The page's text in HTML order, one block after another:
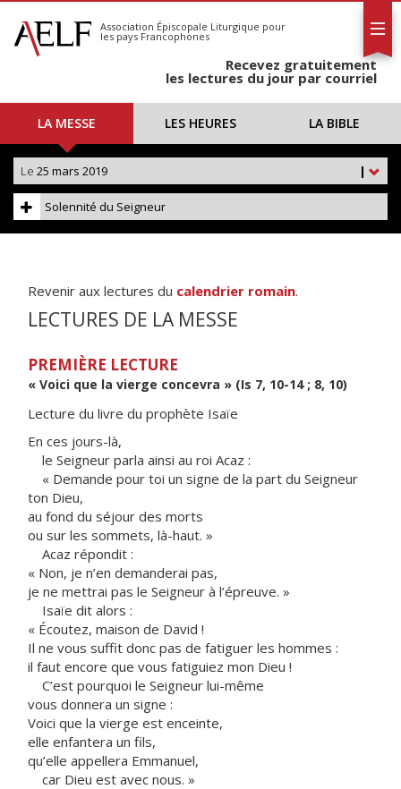
S'abonner
Calendrier
Association Épiscopale Liturgique pour
les pays Francophones
Recevez gratuitement
les lectures du jour par courriel
LA MESSE LES HEURES LA BIBLE
|
Le 25 mars 2019
Solennité du Seigneur
Revenir aux lectures du calendrier romain.
LECTURES DE LA MESSE
PREMIÈRE LECTURE
« Voici que la vierge concevra » (Is 7, 10-14 ; 8, 10)
Lecture du livre du prophète Isaïe
En ces jours-là,
le Seigneur parla ainsi au roi Acaz :
« Demande pour toi un signe de la part du Seigneur
ton Dieu,
au fond du séjour des morts
ou sur les sommets, là-haut. »
Acaz répondit :
« Non, je n’en demanderai pas,
je ne mettrai pas le Seigneur à l’épreuve. »
Isaïe dit alors :
« Écoutez, maison de David !
Il ne vous suffit donc pas de fatiguer les hommes :
il faut encore que vous fatiguiez mon Dieu !
C’est pourquoi le Seigneur lui-même
vous donnera un signe :
Voici que la vierge est enceinte,
elle enfantera un fils,
qu’elle appellera Emmanuel,
car Dieu est avec nous. »